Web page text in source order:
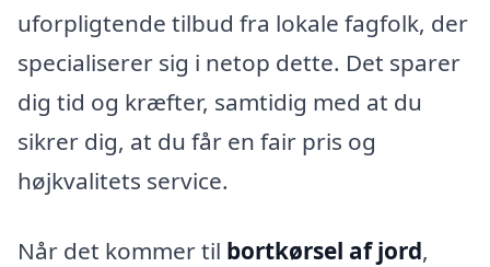
uforpligtende tilbud fra lokale fagfolk, der
specialiserer sig i netop dette. Det sparer
dig tid og kræfter, samtidig med at du
sikrer dig, at du får en fair pris og
højkvalitets service.
Når det kommer til bortkørsel af jord,